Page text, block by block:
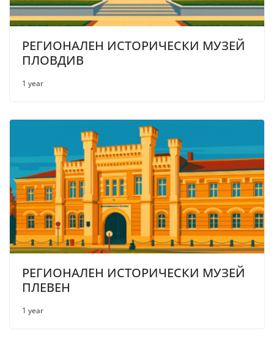
РЕГИОНАЛЕН ИСТОРИЧЕСКИ МУЗЕЙ
ПЛОВДИВ
1 year
РЕГИОНАЛЕН ИСТОРИЧЕСКИ МУЗЕЙ
ПЛЕВЕН
1 year